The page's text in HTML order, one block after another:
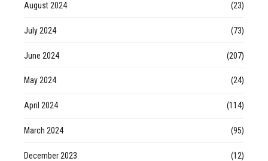
August 2024 (23)
July 2024 (73)
June 2024 (207)
May 2024 (24)
April 2024 (114)
March 2024 (95)
December 2023 (12)